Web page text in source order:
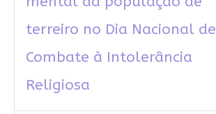
terreiro no Dia Nacional de
Combate à Intolerância
Religiosa